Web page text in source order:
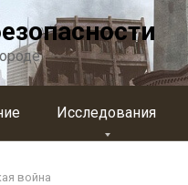
Исследования
война